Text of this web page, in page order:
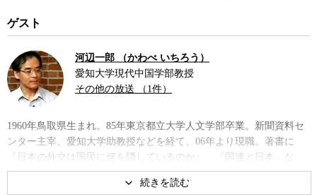
ゲスト
河辺一郎 （かわべ いちろう）
愛知大学現代中国学部教授
その他の放送 （1件）
1960年鳥取県生まれ。85年東京都立大学人文学部卒業。新聞資料セ
ンター主宰、愛知大学助教授などを経て、06年より現職。著書に
『日本の外交は国民に何を隠しているのか』、『国連と日本』な
ど。